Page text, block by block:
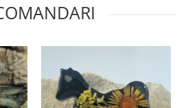
și farfurii
de
și